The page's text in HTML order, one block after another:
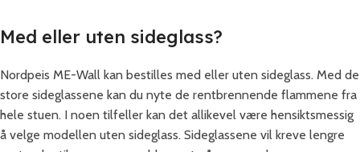
Med eller uten sideglass?
Nordpeis ME-Wall kan bestilles med eller uten sideglass. Med de
store sideglassene kan du nyte de rentbrennende flammene fra
hele stuen. I noen tilfeller kan det allikevel være hensiktsmessig
å velge modellen uten sideglass. Sideglassene vil kreve lengre